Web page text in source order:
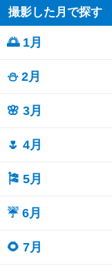
撮影した月で探す
🌅 1月
⛄ 2月
🌸 3月
🌷 4月
🎏 5月
☔ 6月
🌻 7月